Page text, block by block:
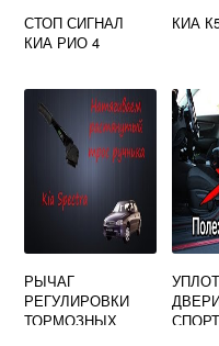
СТОП СИГНАЛ
КИА РИО 4
КИА
РЫЧАГ
РЕГУЛИРОВКИ
ТОРМОЗНЫХ